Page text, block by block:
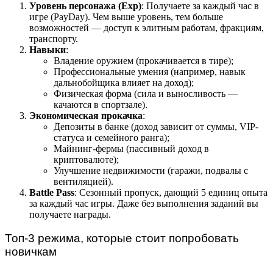
Уровень персонажа (Exp): Получаете за каждый час в
игре (PayDay). Чем выше уровень, тем больше
возможностей — доступ к элитным работам, фракциям,
транспорту.
Навыки:
Владение оружием (прокачивается в тире);
Профессиональные умения (например, навык
дальнобойщика влияет на доход);
Физическая форма (сила и выносливость —
качаются в спортзале).
Экономическая прокачка:
Депозиты в банке (доход зависит от суммы, VIP-
статуса и семейного ранга);
Майнинг-фермы (пассивный доход в
криптовалюте);
Улучшение недвижимости (гаражи, подвалы с
вентиляцией).
Battle Pass: Сезонный пропуск, дающий 5 единиц опыта
за каждый час игры. Даже без выполнения заданий вы
получаете награды.
Топ-3 режима, которые стоит попробовать
новичкам